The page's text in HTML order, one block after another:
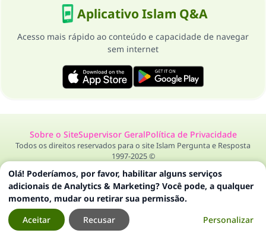
Aplicativo Islam Q&A
Acesso mais rápido ao conteúdo e capacidade de navegar
sem internet
Sobre o SiteSupervisor GeralPolítica de Privacidade
Todos os direitos reservados para o site Islam Pergunta e Resposta
1997-2025 ©
Olá! Poderíamos, por favor, habilitar alguns serviços
adicionais de Analytics & Marketing? Você pode, a qualquer
momento, mudar ou retirar sua permissão.
Personalizar
Recusar
Aceitar